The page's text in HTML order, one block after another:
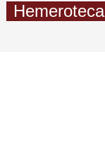
Hemeroteca